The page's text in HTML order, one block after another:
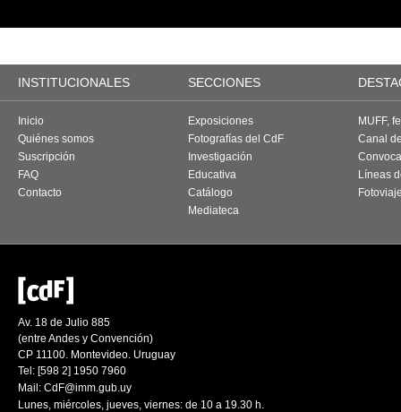
INSTITUCIONALES SECCIONES
Inicio
Quiénes somos
Suscripción
FAQ
Contacto
Exposiciones
Fotografías del CdF
Investigación
Educativa
Catálogo
Mediateca
MUFF,
Canal
Líneas
Av. 18 de Julio 885
(entre Andes y Convención)
CP 11100. Montevideo. Uruguay
Tel: [598 2] 1950 7960
Mail: CdF@imm.gub.uy
Lunes, miércoles, jueves, viernes: de 10 a 19.30 h.